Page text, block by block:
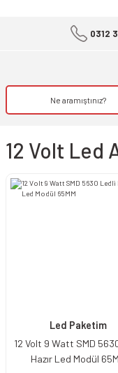
0312
12 Volt Led
Led Paketim
12 Volt 9 Watt SMD
Hazır Led Modül